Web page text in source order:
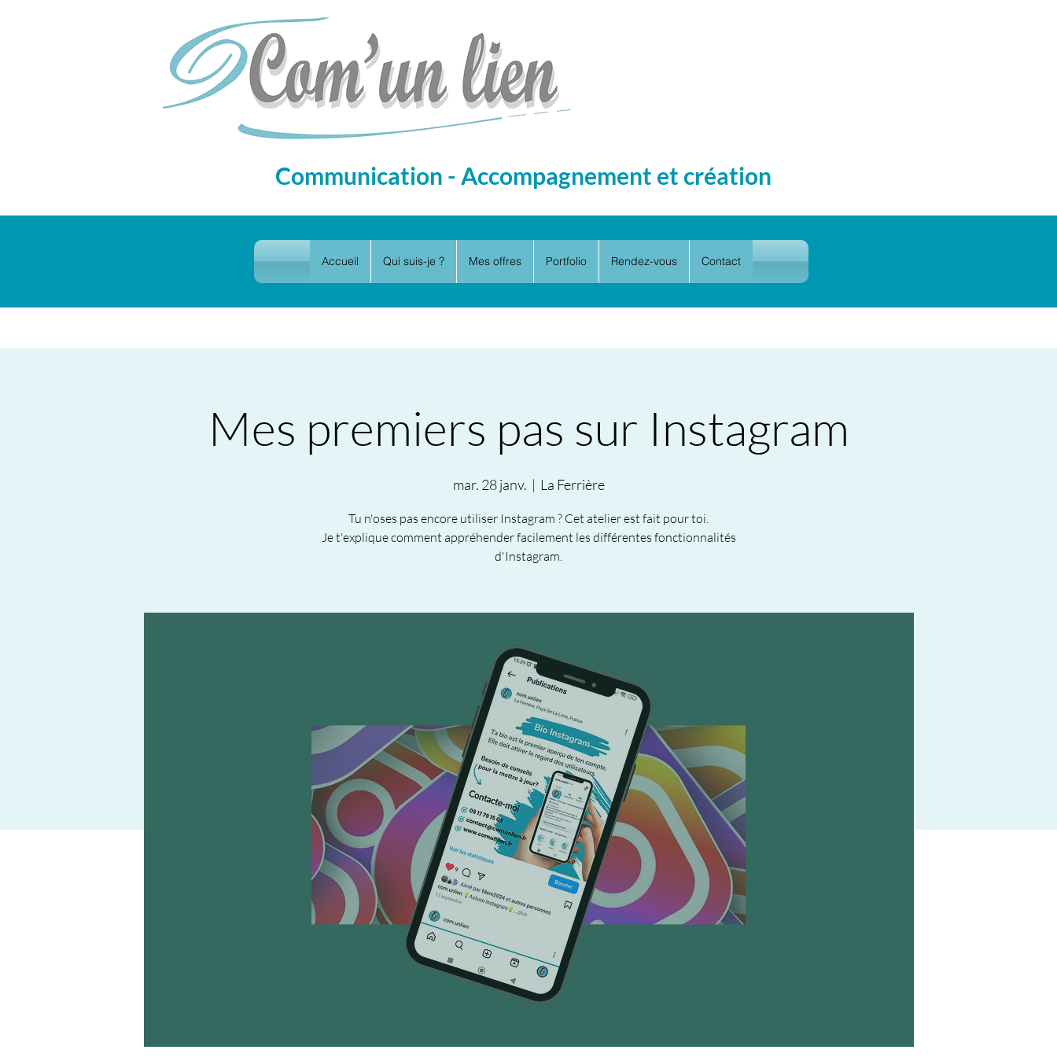
Communication - Accompagnement et création
Accueil Qui suis-je ? Mes offres Portfolio Rendez-vous Contact
Mes premiers pas sur Instagram
mar. 28 janv.
  |
La Ferrière
Tu n'oses pas encore utiliser Instagram ? Cet atelier est fait pour toi.
Je t'explique comment appréhender facilement les différentes fonctionnalités
d'Instagram.